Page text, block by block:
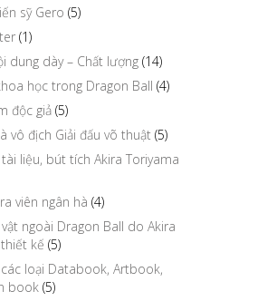
sỹ Gero (5)
(1)
dung dày – Chất lượng (14)
học trong Dragon Ball (4)
độc giả (5)
vô địch Giải đấu võ thuật (5)
liệu, bút tích Akira Toriyama
viên ngân hà (4)
ngoài Dragon Ball do Akira
kế (5)
loại Databook, Artbook,
book (5)